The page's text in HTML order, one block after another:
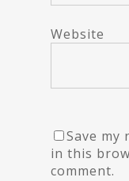
Website
Save my
in this
comment.